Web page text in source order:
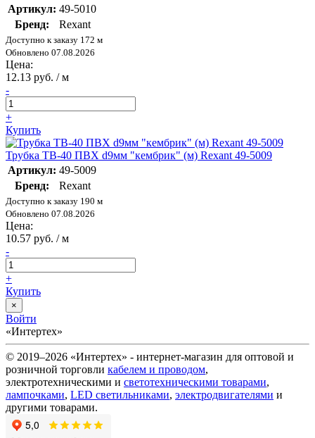
Артикул: 49-5010
Бренд:
Rexant
Доступно к заказу 172 м
Обновлено 07.08.2026
Цена:
12.13 руб. / м
-
+
Купить
Трубка ТВ-40 ПВХ d9мм "кембрик" (м) Rexant 49-5009
Артикул: 49-5009
Бренд:
Rexant
Доступно к заказу 190 м
Обновлено 07.08.2026
Цена:
10.57 руб. / м
-
+
Купить
×
Войти
«Интертех»
© 2019–2026 «Интертех» - интернет-магазин для оптовой и
розничной торговли кабелем и проводом,
электротехническими и светотехническими товарами,
лампочками, LED светильниками, электродвигателями и
другими товарами.